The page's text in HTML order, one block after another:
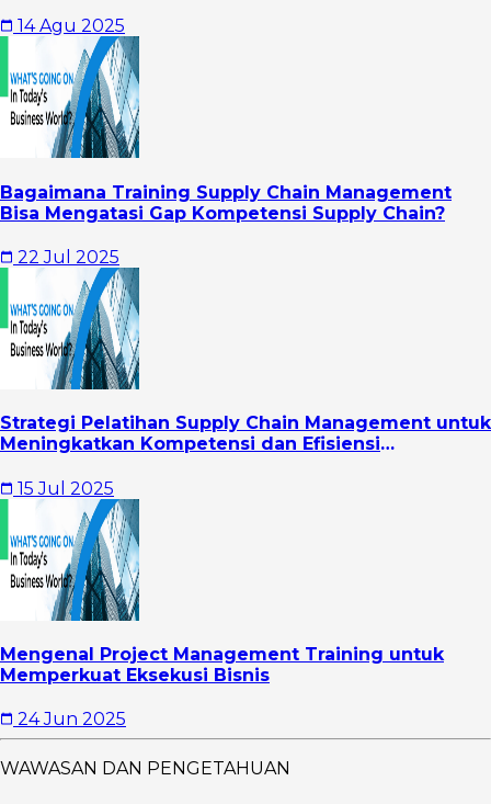
14 Agu 2025
Bagaimana Training Supply Chain Management
Bisa Mengatasi Gap Kompetensi Supply Chain?
22 Jul 2025
Strategi Pelatihan Supply Chain Management untuk
Meningkatkan Kompetensi dan Efisiensi
15 Jul 2025
Mengenal Project Management Training untuk
Memperkuat Eksekusi Bisnis
24 Jun 2025
WAWASAN DAN PENGETAHUAN